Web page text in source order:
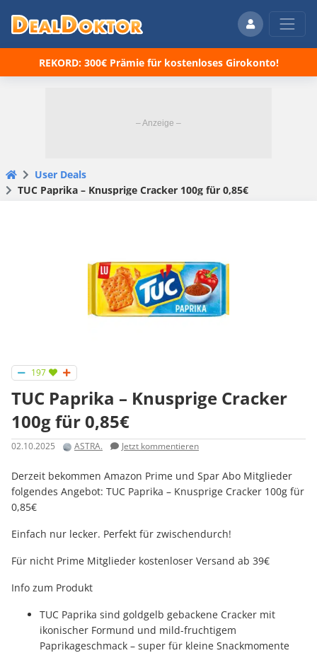
REKORD: 300€ Prämie für kostenloses Girokonto!
User Deals
TUC Paprika – Knusprige Cracker 100g für 0,85€
197
TUC Paprika – Knusprige Cracker
100g für 0,85€
02.10.2025 ASTRA. Jetzt kommentieren
Derzeit bekommen Amazon Prime und Spar Abo Mitglieder
folgendes Angebot: TUC Paprika – Knusprige Cracker 100g für
0,85€
Einfach nur lecker. Perfekt für zwischendurch!
Für nicht Prime Mitglieder kostenloser Versand ab 39€
Info zum Produkt
TUC Paprika sind goldgelb gebackene Cracker mit
ikonischer Formund und mild-fruchtigem
Paprikageschmack – super für kleine Snackmomente